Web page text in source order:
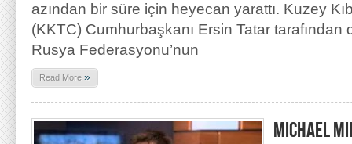
azından bir süre için heyecan yarattı. Kuzey
(KKTC) Cumhurbaşkanı Ersin Tatar tarafından
Rusya Federasyonu’nun
Read More »
MICHAEL